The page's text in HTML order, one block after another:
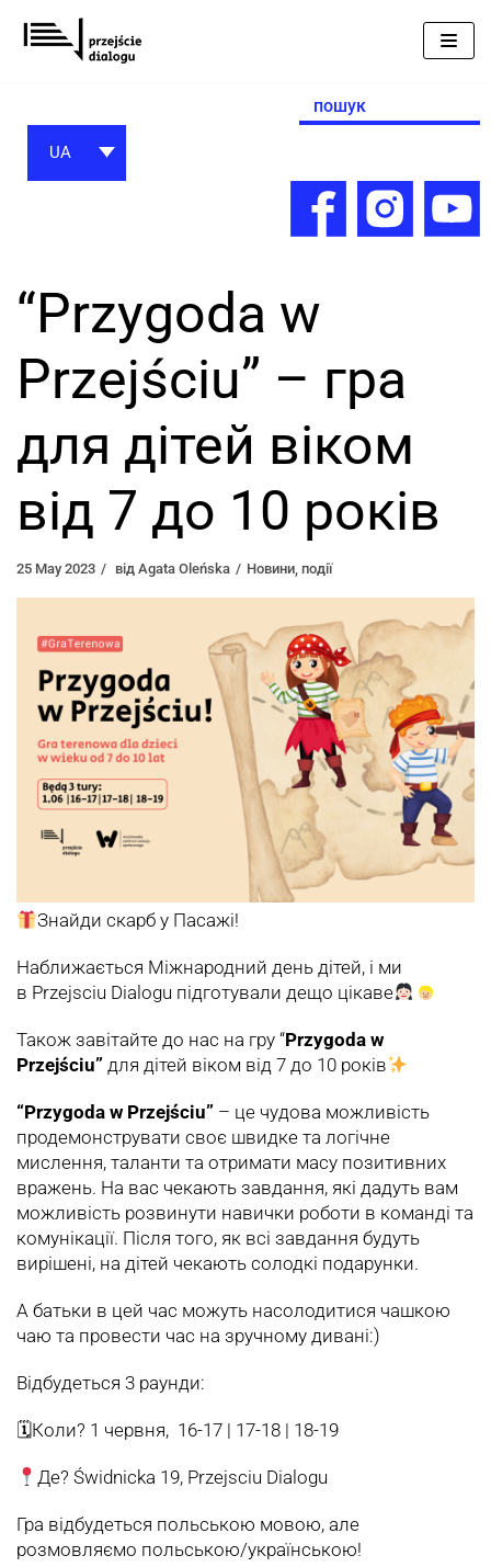
Перейти
до
Search
for:
UA
“Przygoda w
Przejściu” – гра
для дітей віком
від 7 до 10 років
25 May 2023 від Agata Oleńska Новини події
Знайди скарб у Пасажі!
Наближається Міжнародний день дітей, і ми
в Przejsciu Dialogu підготували дещо цікаве
Також завітайте до нас на гру “Przygoda w
Przejściu” для дітей віком від 7 до 10 років
“Przygoda w Przejściu” – це чудова можливість
продемонструвати своє швидке та логічне
мислення, таланти та отримати масу позитивних
вражень. На вас чекають завдання, які дадуть вам
можливість розвинути навички роботи в команді та
комунікації. Після того, як всі завдання будуть
вирішені, на дітей чекають солодкі подарунки.
А батьки в цей час можуть насолодитися чашкою
чаю та провести час на зручному дивані:)
Відбудеться 3 раунди:
🗓Коли? 1 червня, 16-17 | 17-18 | 18-19
Де? Świdnicka 19, Przejsciu Dialogu
Гра відбудеться польською мовою, але
розмовляємо польською/українською!